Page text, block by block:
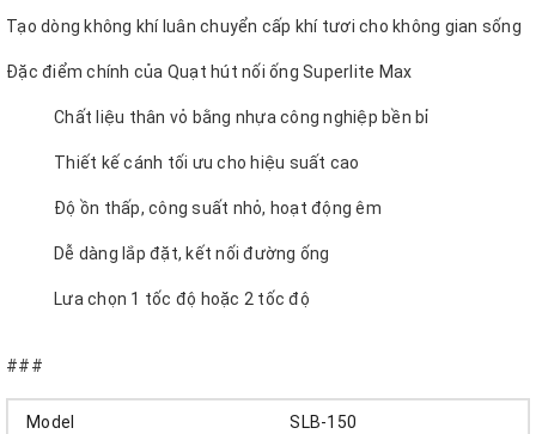
Tạo dòng không khí luân chuyển cấp khí tươi cho không gian sống
Đặc điểm chính của Quạt hút nối ống Superlite Max
Chất liệu thân vỏ bằng nhựa công nghiệp bền bỉ
Thiết kế cánh tối ưu cho hiệu suất cao
Độ ồn thấp, công suất nhỏ, hoạt động êm
Dễ dàng lắp đặt, kết nối đường ống
Lưa chọn 1 tốc độ hoặc 2 tốc độ
###
Model SLB-150